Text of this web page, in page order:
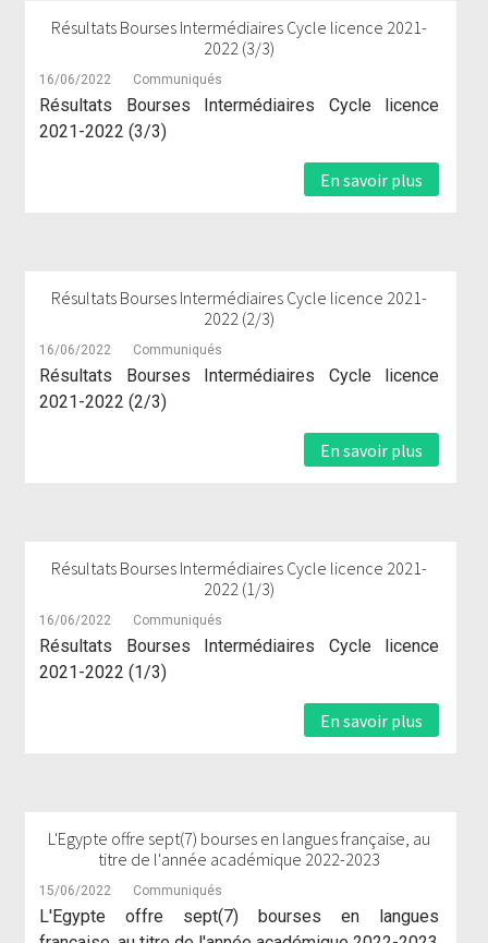
Résultats Bourses Intermédiaires Cycle licence 2021-
2022 (3/3)
16/06/2022 Communiqués
Résultats Bourses Intermédiaires Cycle licence
2021-2022 (3/3)
En savoir plus
Résultats Bourses Intermédiaires Cycle licence 2021-
2022 (2/3)
16/06/2022 Communiqués
Résultats Bourses Intermédiaires Cycle licence
2021-2022 (2/3)
En savoir plus
Résultats Bourses Intermédiaires Cycle licence 2021-
2022 (1/3)
16/06/2022 Communiqués
Résultats Bourses Intermédiaires Cycle licence
2021-2022 (1/3)
En savoir plus
L'Egypte offre sept(7) bourses en langues française, au
titre de l'année académique 2022-2023
15/06/2022 Communiqués
L'Egypte offre sept(7) bourses en langues